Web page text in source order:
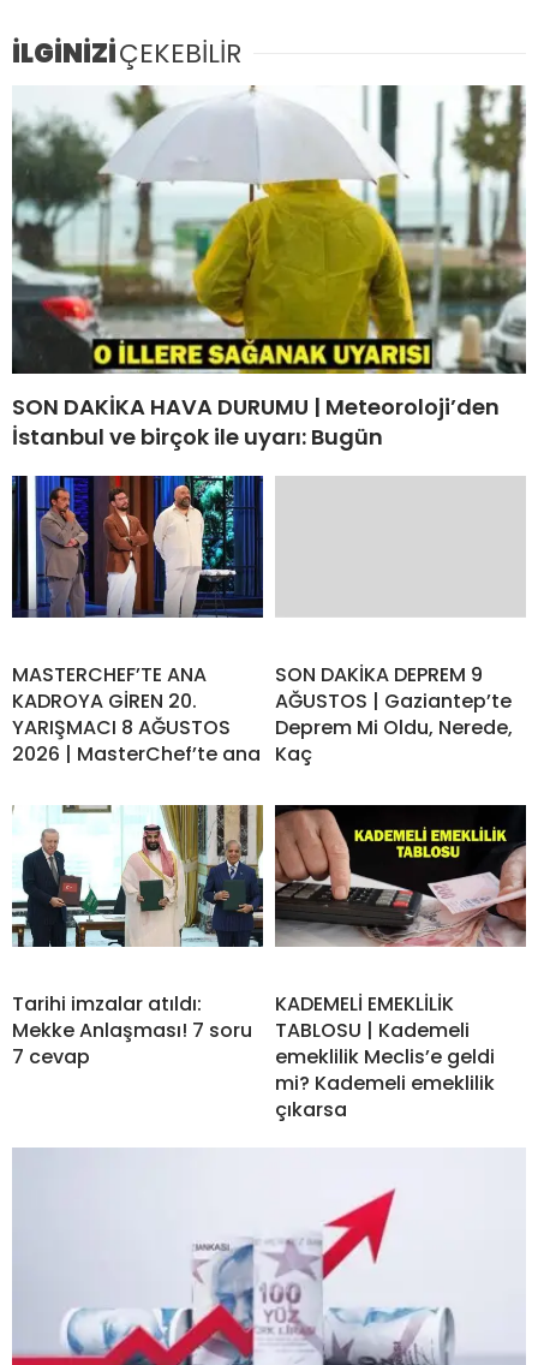
İLGİNİZİÇEKEBİLİR
SON DAKİKA HAVA DURUMU | Meteoroloji’den
İstanbul ve birçok ile uyarı: Bugün
MASTERCHEF’TE ANA
KADROYA GİREN 20.
YARIŞMACI 8 AĞUSTOS
2026 | MasterChef’te ana
SON DAKİKA DEPREM 9
AĞUSTOS | Gaziantep’te
Deprem Mi Oldu, Nerede,
Kaç
Tarihi imzalar atıldı:
Mekke Anlaşması! 7 soru
7 cevap
KADEMELİ EMEKLİLİK
TABLOSU | Kademeli
emeklilik Meclis’e geldi
mi? Kademeli emeklilik
çıkarsa